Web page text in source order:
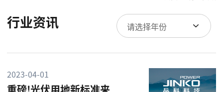
行业资讯 请选择年份
2023-04-01